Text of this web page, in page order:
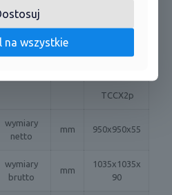
mm(
cale)
15,9 / 5/8''
TCCX2p
wymiary
netto
mm 950x950x55
wymiary
brutto
mm
1035x1035x
90
na wszystkie